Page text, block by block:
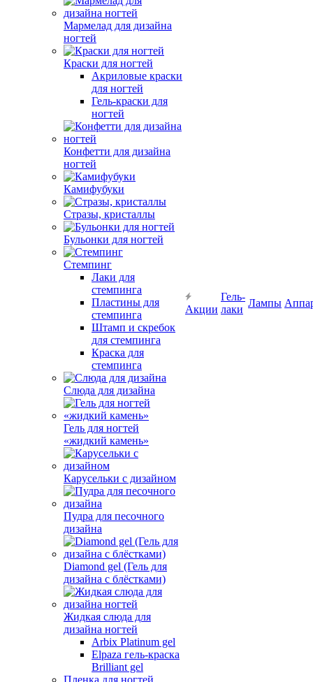
Мармелад для дизайна
ногтей
Краски для ногтей
Акриловые краски
для ногтей
Гель-краски для
ногтей
Конфетти для дизайна
ногтей
Камифубуки
Стразы, кристаллы
Бульонки для ногтей
Стемпинг
Лаки для
стемпинга
Пластины для
стемпинга
Штамп и скребок
для стемпинга
Краска для
стемпинга
Слюда для дизайна
Гель для ногтей
«жидкий камень»
Карусельки с дизайном
Пудра для песочного
дизайна
Diamond gel (Гель для
дизайна с блёстками)
Жидкая слюда для
дизайна ногтей
Arbix Platinum gel
Elpaza гель-краска
Brilliant gel
Пленка для ногтей
Акции
Гель-
лаки
Лампы